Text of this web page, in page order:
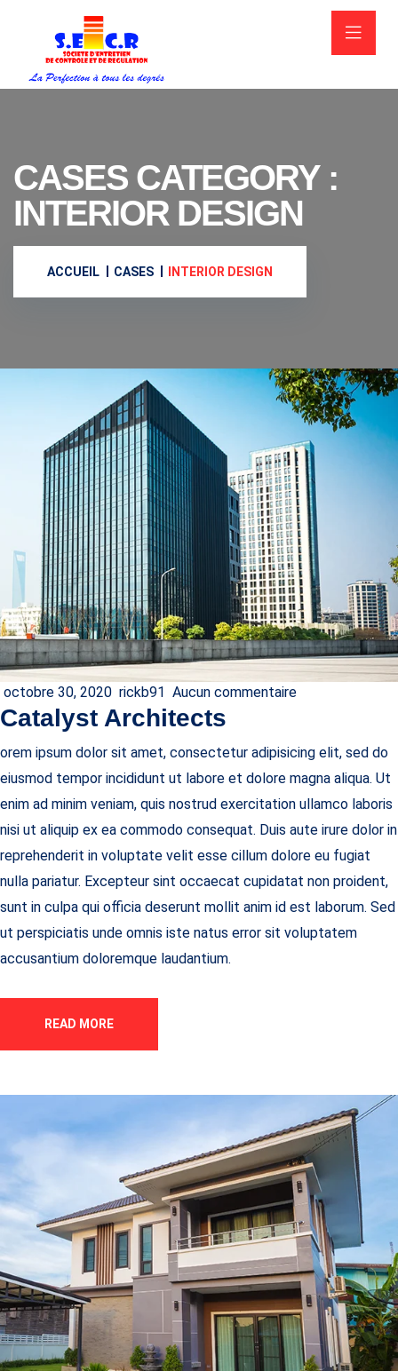
CASES CATEGORY :
INTERIOR DESIGN
ACCUEIL CASES INTERIOR DESIGN
octobre 30, 2020 rickb91 Aucun commentaire
Catalyst Architects
orem ipsum dolor sit amet, consectetur adipisicing elit, sed do
eiusmod tempor incididunt ut labore et dolore magna aliqua. Ut
enim ad minim veniam, quis nostrud exercitation ullamco laboris
nisi ut aliquip ex ea commodo consequat. Duis aute irure dolor in
reprehenderit in voluptate velit esse cillum dolore eu fugiat
nulla pariatur. Excepteur sint occaecat cupidatat non proident,
sunt in culpa qui officia deserunt mollit anim id est laborum. Sed
ut perspiciatis unde omnis iste natus error sit voluptatem
accusantium doloremque laudantium.
READ MORE